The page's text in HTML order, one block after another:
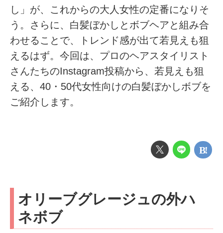
し」が、これからの大人女性の定番になりそ
う。さらに、白髪ぼかしとボブヘアと組み合
わせることで、トレンド感が出て若見えも狙
えるはず。今回は、プロのヘアスタイリスト
さんたちのInstagram投稿から、若見えも狙
える、40・50代女性向けの白髪ぼかしボブを
ご紹介します。
オリーブグレージュの外ハ
ネボブ